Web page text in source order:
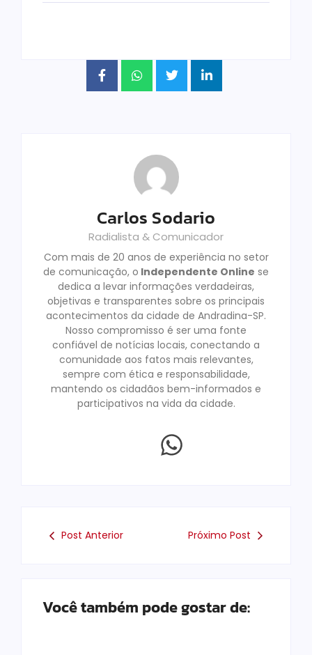
Carlos Sodario
Radialista & Comunicador
Com mais de 20 anos de experiência no setor
de comunicação, o Independente Online se
dedica a levar informações verdadeiras,
objetivas e transparentes sobre os principais
acontecimentos da cidade de Andradina-SP.
Nosso compromisso é ser uma fonte
confiável de notícias locais, conectando a
comunidade aos fatos mais relevantes,
sempre com ética e responsabilidade,
mantendo os cidadãos bem-informados e
participativos na vida da cidade.
Post Anterior Próximo Post
Você também pode gostar de: